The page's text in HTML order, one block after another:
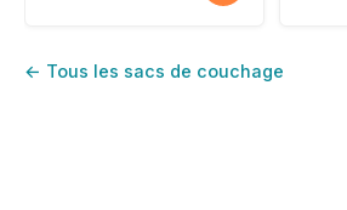
← Tous les sacs de couchage